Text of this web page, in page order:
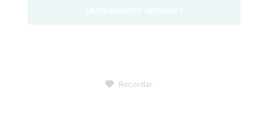
Recordar